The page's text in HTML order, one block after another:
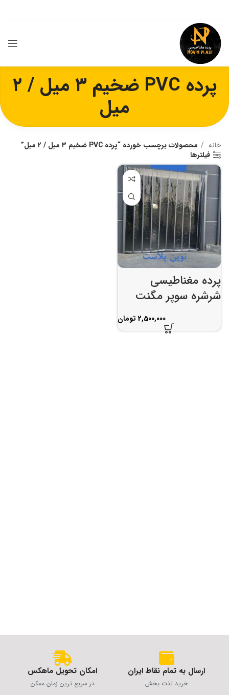
پرده PVC ضخیم ۳ میل / ۲
میل
خانه
محصولات برچسب خورده “پرده PVC ضخیم ۳ میل / ۲ میل”
فیلترها
پرده مغناطیسی
شرشره سوپر مگنت
تومان
ارسال به تمام نقاط ایران
خرید لذت بخش
امکان تحویل ماهکس
در سریع ترین زمان ممکن